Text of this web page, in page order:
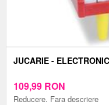
JUCARIE -
109,99 RON
Reducere. Fara descriere